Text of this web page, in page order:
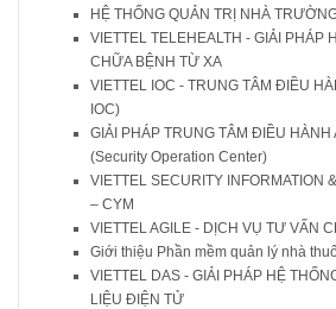
HỆ THỐNG QUẢN TRỊ NHÀ
VIETTEL TELEHEALTH - GIẢI PHÁP
CHỮA BỆNH TỪ XA
VIETTEL IOC - TRUNG TÂM ĐIỀU
IOC)
GIẢI PHÁP TRUNG TÂM ĐIỀU HÀNH
(Security Operation Center)
VIETTEL SECURITY INFORMATION
– CYM
VIETTEL AGILE - DỊCH VỤ TƯ VẤN
Giới thiệu Phần mềm quản lý nhà
VIETTEL DAS - GIẢI PHÁP HỆ
LIỆU ĐIỆN TỬ